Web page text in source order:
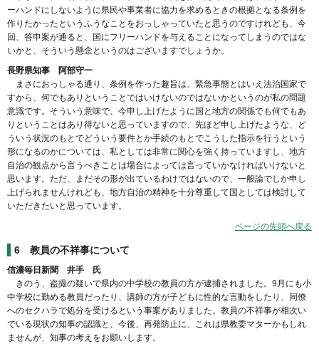
ーハンドにしないように県民や事業者に協力を求めるときの根拠となる条例を
作りたかったというふうなことをおっしゃっていたと思うのですけれども、今
回、答申案が通ると、国にフリーハンドを与えることになってしまうのではな
いかと、そういう懸念というのはございますでしょうか。
長野県知事 阿部守一
まさにおっしゃる通り、条例を作った趣旨は、緊急事態とはいえ法治国家で
すから、何でもありということではいけないのではないかというのが私の問題
意識です。そういう意味で、今申し上げたように国と地方の関係でも何でもあ
りということはあり得ないと思っていますので、先ほど申し上げたような、ど
ういう状況のもとでどういう要件とか手続のもとでこうした指示を行うという
形になるのかについては、私としては非常に関心を強く持っていますし、地方
自治の観点から言うべきことは場合によっては言っていかなければいけないと
思います。ただ、まだその形が出ているわけではないので、一般論でしか申し
上げられませんけれども、地方自治の精神を十分尊重して国としては検討して
いただきたいと思っています。
ページの先頭へ戻る
6 教員の不祥事について
信濃毎日新聞 井手 氏
きのう、盗撮の疑いで県内の中学校の教員の方が逮捕されました。9月にも小
中学校に勤める教員だったり、講師の方が子どもに性的な言動をしたり、同僚
へのセクハラで処分を受けるという事案がありました。教員の不祥事が相次い
でいる現状の知事の認識と、今後、再発防止に、これは県教委マターかもしれ
ませんが、知事の考えをお願いします。